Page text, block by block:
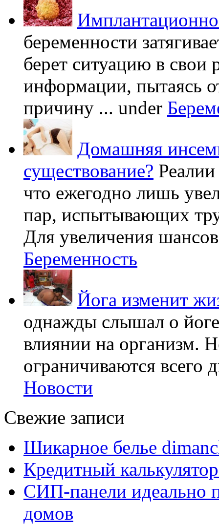
беременности
берет ситуацию в свои
информации, пытаясь
причину ... under
Домашняя
существование?
что ежегодно лишь
пар, испытывающих
Для увеличения
Беременность
Йога изменит
однажды слышал о
влиянии на организм.
ограничиваются всего
Новости
Свежие записи
Шикарное белье
Кредитный
СИП-панели идеально
домов